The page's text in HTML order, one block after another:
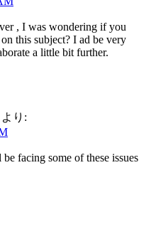
, I was wondering if you
this subject? I ad be very
a little bit further.
より:
facing some of these issues